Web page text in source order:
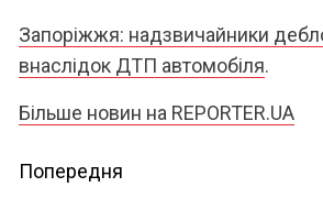
Запоріжжя: надзвичайники
внаслідок ДТП автомобіля.
Більше новин на REPORTER.UA
Continue
Попередня